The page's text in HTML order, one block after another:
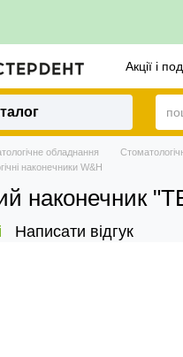
Акції і
обладнання
наконечники W&H
наконечник
Написати відгук